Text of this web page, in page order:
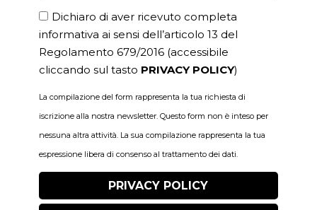
Dichiaro di aver ricevuto completa
informativa ai sensi dell’articolo 13 del
Regolamento 679/2016 (accessibile
cliccando sul tasto PRIVACY POLICY)
La compilazione del form rappresenta la tua richiesta di
iscrizione alla nostra newsletter. Questo form non è inteso per
nessuna altra attività. La sua compilazione rappresenta la tua
espressione libera di consenso al trattamento dei dati.
PRIVACY POLICY